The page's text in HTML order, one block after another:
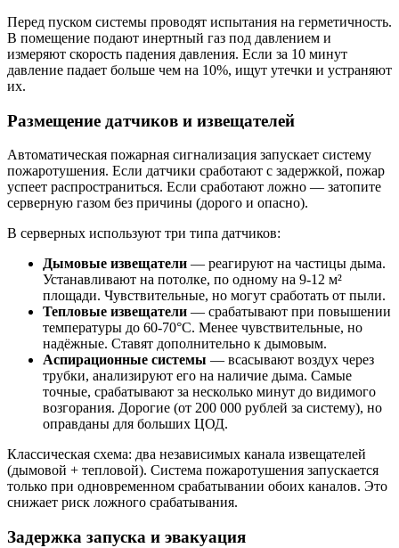
Перед пуском системы проводят испытания на герметичность.
В помещение подают инертный газ под давлением и
измеряют скорость падения давления. Если за 10 минут
давление падает больше чем на 10%, ищут утечки и устраняют
их.
Размещение датчиков и извещателей
Автоматическая пожарная сигнализация запускает систему
пожаротушения. Если датчики сработают с задержкой, пожар
успеет распространиться. Если сработают ложно — затопите
серверную газом без причины (дорого и опасно).
В серверных используют три типа датчиков:
Дымовые извещатели — реагируют на частицы дыма.
Устанавливают на потолке, по одному на 9-12 м²
площади. Чувствительные, но могут сработать от пыли.
Тепловые извещатели — срабатывают при повышении
температуры до 60-70°C. Менее чувствительные, но
надёжные. Ставят дополнительно к дымовым.
Аспирационные системы — всасывают воздух через
трубки, анализируют его на наличие дыма. Самые
точные, срабатывают за несколько минут до видимого
возгорания. Дорогие (от 200 000 рублей за систему), но
оправданы для больших ЦОД.
Классическая схема: два независимых канала извещателей
(дымовой + тепловой). Система пожаротушения запускается
только при одновременном срабатывании обоих каналов. Это
снижает риск ложного срабатывания.
Задержка запуска и эвакуация